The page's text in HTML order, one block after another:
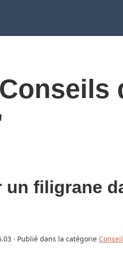
un filigrane
· Publié dans la catégorie